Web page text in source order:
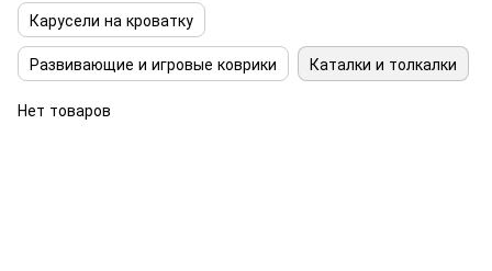
Карусели на кроватку
Развивающие и игровые коврики
Каталки и толкалки
Нет товаров